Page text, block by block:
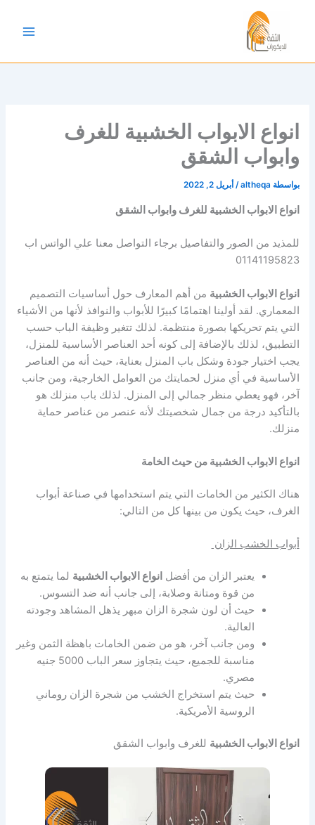
المحتوى
انواع الابواب الخشبية للغرف
وابواب الشقق
بواسطة altheqa
/ أبريل 2, 2022
انواع الابواب الخشبية للغرف وابواب الشقق
للمذيد من الصور والتفاصيل برجاء التواصل معنا علي الواتس اب
01141195823
انواع الابواب الخشبية من أهم المعارف حول أساسيات التصميم
المعماري. لقد أولينا اهتمامًا كبيرًا للأبواب والنوافذ لأنها من الأشياء
التي يتم تحريكها بصورة منتظمة. لذلك تتغير وظيفة الباب حسب
التطبيق، لذلك بالإضافة إلى كونه أحد العناصر الأساسية للمنزل،
يجب اختيار جودة وشكل باب المنزل بعناية، حيث أنه من العناصر
الأساسية في أي منزل لحمايتك من العوامل الخارجية، ومن جانب
آخر، فهو يعطي منظر جمالي إلى المنزل. لذلك باب منزلك هو
بالتأكيد درجة من جمال شخصيتك لأنه عنصر من عناصر حماية
منزلك.
انواع الابواب الخشبية من حيث الخامة
هناك الكثير من الخامات التي يتم استخدامها في صناعة أبواب
الغرف، حيث يكون من بينها كل من التالي:
أبواب الخشب الزان
يعتبر الزان من أفضل انواع الابواب الخشبية لما يتمتع به
من قوة ومتانة وصلابة، إلى جانب أنه ضد التسوس.
حيث أن لون شجرة الزان مبهر يذهل المشاهد وجودته
العالية.
ومن جانب آخر، هو من ضمن الخامات باهظة الثمن وغير
مناسبة للجميع، حيث يتجاوز سعر الباب 5000 جنيه
مصري.
حيث يتم استخراج الخشب من شجرة الزان روماني
الروسية الأمريكية.
انواع الابواب الخشبية للغرف وابواب الشقق